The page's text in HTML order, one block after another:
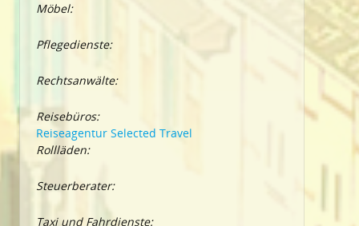
Möbel:
Pflegedienste:
Rechtsanwälte:
Reisebüros:
Reiseagentur Selected Travel
Rollläden:
Steuerberater:
Taxi und Fahrdienste: